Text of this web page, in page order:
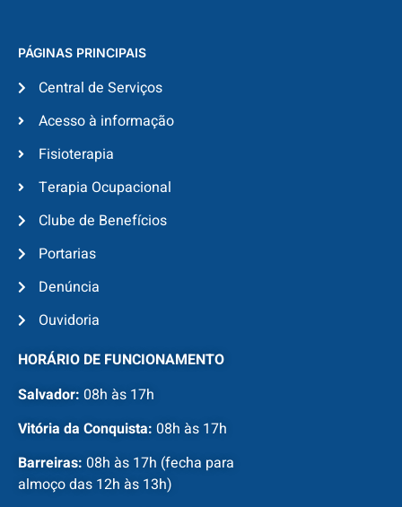
PÁGINAS PRINCIPAIS
Central de Serviços
Acesso à informação
Fisioterapia
Terapia Ocupacional
Clube de Benefícios
Portarias
Denúncia
Ouvidoria
HORÁRIO DE FUNCIONAMENTO
Salvador: 08h às 17h
Vitória da Conquista: 08h às 17h
Barreiras: 08h às 17h (fecha para
almoço das 12h às 13h)